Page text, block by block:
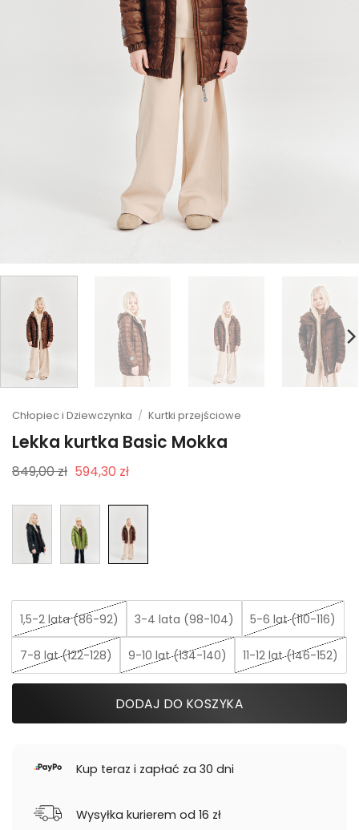
Chłopiec i Dziewczynka / Kurtki przejściowe
Lekka kurtka Basic Mokka
849,00zł Pierwotna
cena
849,00 zł.
594,30 złAktualna
594,30 zł.
1,5-2 lata (86-92) 3-4 lata (98-104) 5-6 lat (110-116)
7-8 lat (122-128) 9-10 lat (134-140) 11-12 lat (146-152)
DODAJ DO KOSZYKA
Kup teraz i zapłać za 30 dni
Wysyłka kurierem od 16 zł